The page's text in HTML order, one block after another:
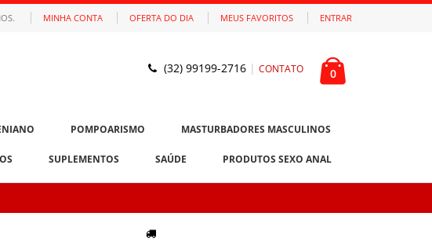
MINHA CONTA OFERTA DO DIA MEUS FAVORITOS ENTRAR
(32) 99199-2716 | CONTATO 0
POMPOARISMO MASTURBADORES MASCULINOS
SUPLEMENTOS SAÚDE PRODUTOS SEXO ANAL